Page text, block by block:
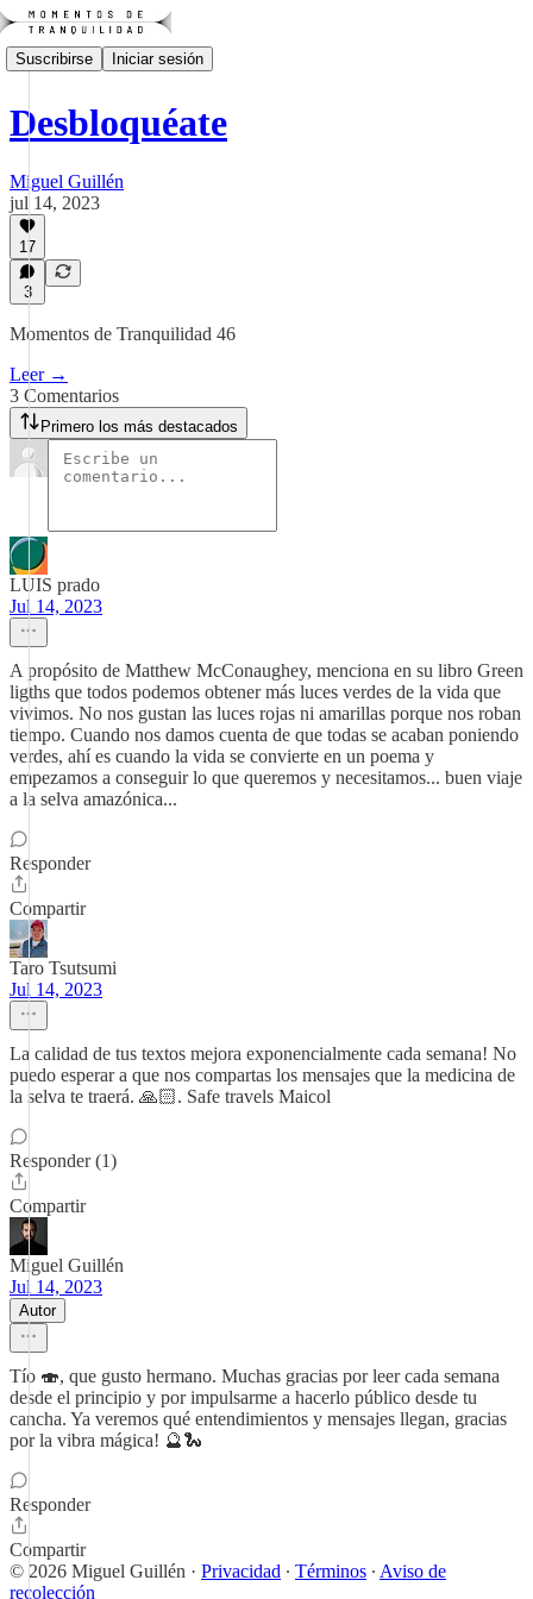
Suscribirse Iniciar sesión
Desbloquéate
Miguel Guillén
jul 14, 2023
17
3
Momentos de Tranquilidad 46
Leer →
3 Comentarios
Primero los más destacados
LUIS prado
Jul 14, 2023
A propósito de Matthew McConaughey, menciona en su libro Green
ligths que todos podemos obtener más luces verdes de la vida que
vivimos. No nos gustan las luces rojas ni amarillas porque nos roban
tiempo. Cuando nos damos cuenta de que todas se acaban poniendo
verdes, ahí es cuando la vida se convierte en un poema y
empezamos a conseguir lo que queremos y necesitamos... buen viaje
a la selva amazónica...
Responder
Compartir
Taro Tsutsumi
Jul 14, 2023
La calidad de tus textos mejora exponencialmente cada semana! No
puedo esperar a que nos compartas los mensajes que la medicina de
la selva te traerá. 🙏🏻. Safe travels Maicol
Responder (1)
Compartir
Miguel Guillén
Jul 14, 2023
Autor
Tío 🍣, que gusto hermano. Muchas gracias por leer cada semana
desde el principio y por impulsarme a hacerlo público desde tu
cancha. Ya veremos qué entendimientos y mensajes llegan, gracias
por la vibra mágica! 🔮🐍
Responder
Compartir
© 2026 Miguel Guillén · Privacidad ∙ Términos ∙ Aviso de
recolección